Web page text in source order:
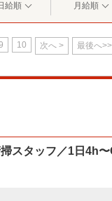
給順 月給順
10 次へ > 最後へ>>
スタッフ／1日4h